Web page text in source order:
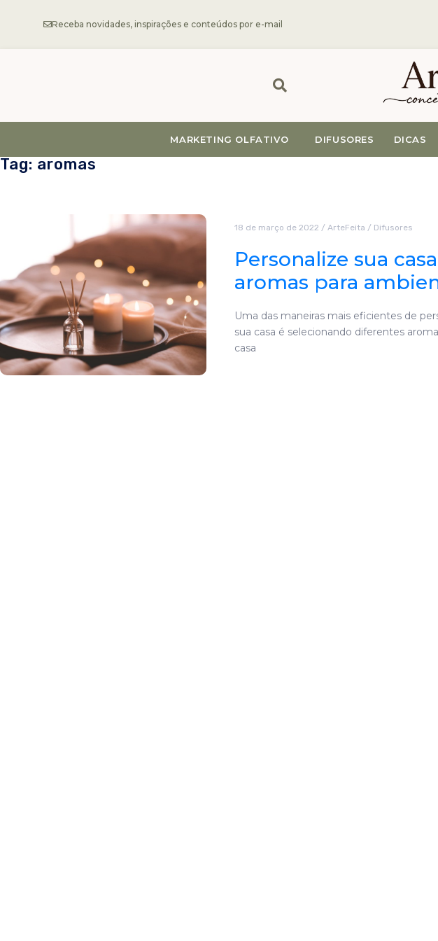
Receba novidades, inspirações e conteúdos por e-mail
MARKETING OLFATIVO DIFUSORES DICAS
Tag: aromas
18 de março de 2022 / ArteFeita / Difusores
Personalize sua
aromas para
Uma das maneiras mais eficientes de
sua casa é selecionando diferentes
casa